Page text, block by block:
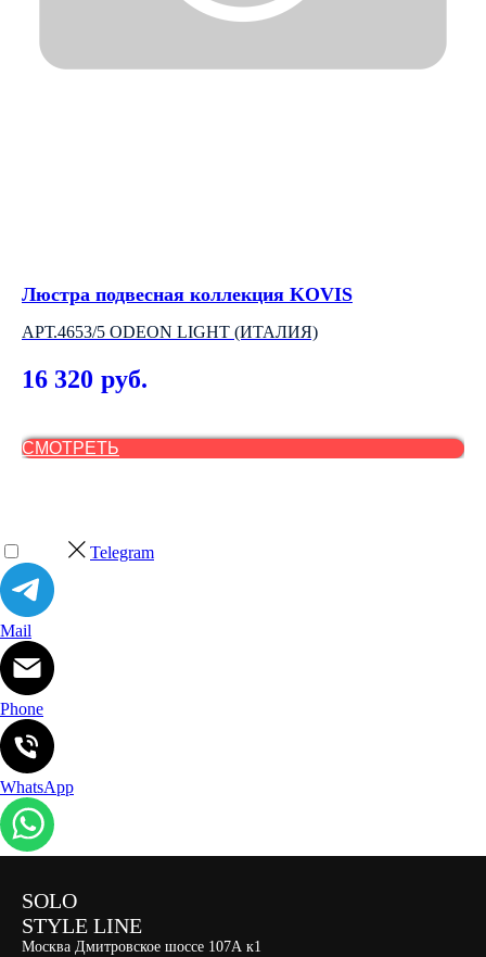
Люстра подвесная коллекция KOVIS
АРТ.4653/5 ODEON LIGHT (ИТАЛИЯ)
16 320 руб.
СМОТРЕТЬ
Telegram
Mail
Phone
WhatsApp
SOLO
STYLE LINE
Москва Дмитровское шоссе 107А к1